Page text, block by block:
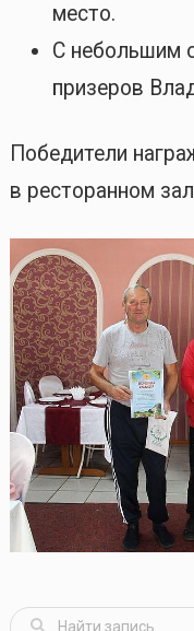
место.
С небольшим
призеров
Победители
в ресторанном